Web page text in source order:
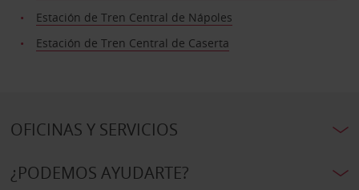
Estación de Tren Central de Nápoles
Estación de Tren Central de Caserta
OFICINAS Y SERVICIOS
¿PODEMOS AYUDARTE?